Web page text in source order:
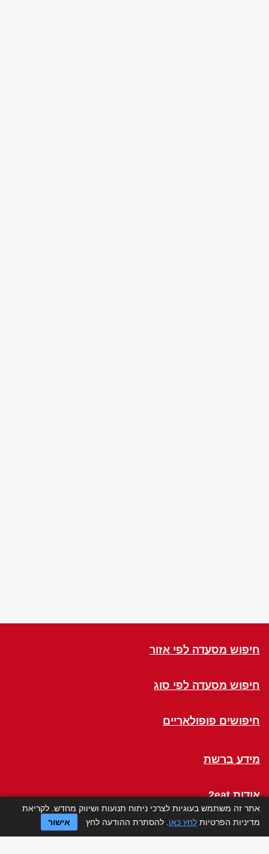
חיפוש מסעדה לפי אזור
חיפוש מסעדה לפי סוג
חיפושים פופולאריים
מידע ברשת
אודות 2eat
Click a Table
אתר זה משתמש בעוגיות לצרכי ניתוח תנועות ושיווק מחדש. לקריאת
מדיניות הפרטיות לחץ כאן . להסתרת ההודעה לחץ אישור